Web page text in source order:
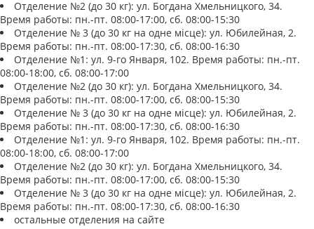
Отделение №2 (до 30 кг): ул. Богдана Хмельницкого, 34.
Время работы: пн.-пт. 08:00-17:00, сб. 08:00-15:30
Отделение № 3 (до 30 кг на одне місце): ул. Юбилейная, 2.
Время работы: пн.-пт. 08:00-17:30, сб. 08:00-16:30
Отделение №1: ул. 9-го Января, 102. Время работы: пн.-пт.
08:00-18:00, сб. 08:00-17:00
Отделение №2 (до 30 кг): ул. Богдана Хмельницкого, 34.
Время работы: пн.-пт. 08:00-17:00, сб. 08:00-15:30
Отделение № 3 (до 30 кг на одне місце): ул. Юбилейная, 2.
Время работы: пн.-пт. 08:00-17:30, сб. 08:00-16:30
Отделение №1: ул. 9-го Января, 102. Время работы: пн.-пт.
08:00-18:00, сб. 08:00-17:00
Отделение №2 (до 30 кг): ул. Богдана Хмельницкого, 34.
Время работы: пн.-пт. 08:00-17:00, сб. 08:00-15:30
Отделение № 3 (до 30 кг на одне місце): ул. Юбилейная, 2.
Время работы: пн.-пт. 08:00-17:30, сб. 08:00-16:30
остальные отделения на сайте